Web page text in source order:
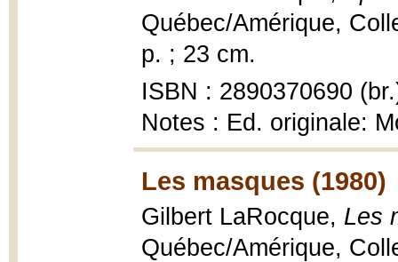
Québec/Amérique,
p. ; 23 cm.
ISBN : 2890370690
Notes : Ed. originale:
Les masques (1980)
Gilbert LaRocque, Les
Québec/Amérique,